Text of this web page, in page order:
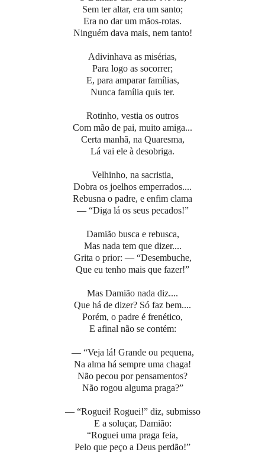
Sem ter altar, era um santo;
Era no dar um mãos-rotas.
Ninguém dava mais, nem tanto!
Adivinhava as misérias,
Para logo as socorrer;
E, para amparar famílias,
Nunca família quis ter.
Rotinho, vestia os outros
Com mão de pai, muito amiga...
Certa manhã, na Quaresma,
Lá vai ele à desobriga.
Velhinho, na sacristia,
Dobra os joelhos emperrados....
Rebusna o padre, e enfim clama
— “Diga lá os seus pecados!”
Damião busca e rebusca,
Mas nada tem que dizer....
Grita o prior: — “Desembuche,
Que eu tenho mais que fazer!”
Mas Damião nada diz....
Que há de dizer? Só faz bem....
Porém, o padre é frenético,
E afinal não se contém:
— “Veja lá! Grande ou pequena,
Na alma há sempre uma chaga!
Não pecou por pensamentos?
Não rogou alguma praga?”
— “Roguei! Roguei!” diz, submisso
E a soluçar, Damião:
“Roguei uma praga feia,
Pelo que peço a Deus perdão!”